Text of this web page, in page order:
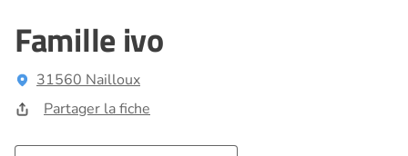
Famille ivo
31560 Nailloux
Partager la fiche